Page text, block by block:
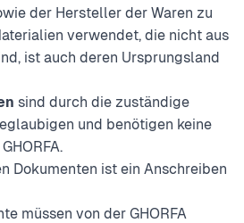
der Hersteller der Waren zu
verwendet, die nicht aus
ist auch deren Ursprungsland
sind durch die zuständige
und benötigen keine
Dokumenten ist ein Anschreiben
müssen von der GHORFA